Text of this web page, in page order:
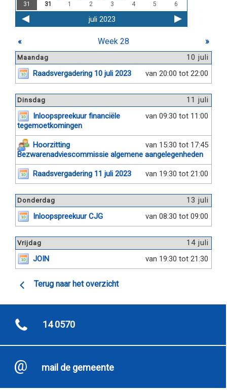
31
31 1 2 3 4 5 6
juli 2023
« Week 28 »
10 juli
Maandag
van 20:00 tot 22:00
Raadsvergadering 10 juli 2023
11 juli
Dinsdag
van 09:30 tot 11:00
Inloopspreekuur financiële
tegemoetkomingen
van 15:30 tot 17:45
Hoorzitting
Bezwarenadviescommissie algemene aangelegenheden
van 19:30 tot 21:00
Raadsvergadering 11 juli 2023
13 juli
Donderdag
van 08:30 tot 09:00
Inloopspreekuur CJG
14 juli
Vrijdag
van 19:30 tot 21:30
JOIN
Terug naar het overzicht
14 0570
mail de gemeente